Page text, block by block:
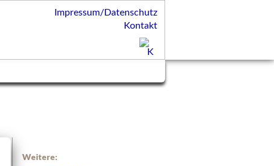
Weitere:
Impressum/Datenschutz
Kontakt